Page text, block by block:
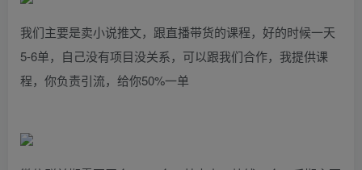
我们主要是卖小说推文，跟直播带货的课程，好的时候一天
5-6单，自己没有项目没关系，可以跟我们合作，我提供课
程，你负责引流，给你50%一单